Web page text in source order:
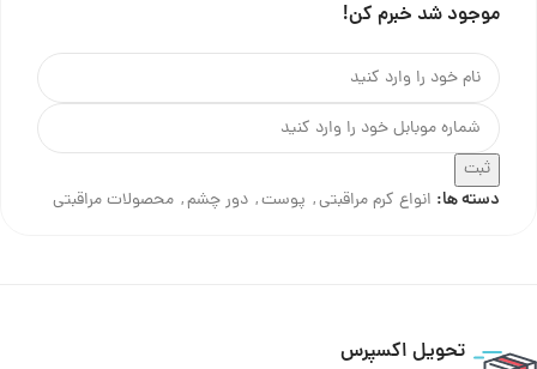
موجود شد خبرم کن!
ثبت
دسته ها: انواع کرم مراقبتی, پوست, دور چشم, محصولات مراقبتی
تحویل اکسپرس